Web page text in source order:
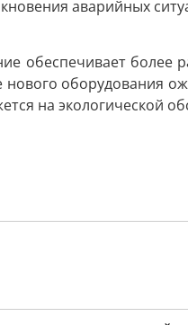
аварийных
обеспечивает более
оборудования
на экологической